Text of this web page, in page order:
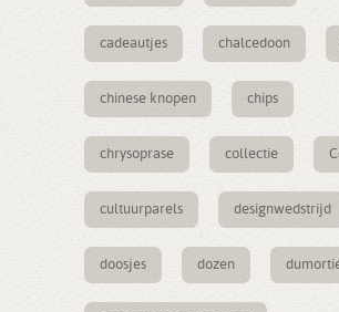
cadeautjes chalcedoon
chinese knopen chips
chrysoprase collectie
cultuurparels designwedstrijd
doosjes dozen